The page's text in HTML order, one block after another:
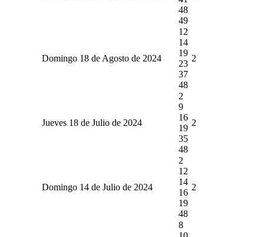
48
49
Domingo 18 de Agosto de 2024
12
14
19
23
37
48
2
Jueves 18 de Julio de 2024
2
9
16
19
35
48
2
Domingo 14 de Julio de 2024
2
12
14
16
19
48
2
8